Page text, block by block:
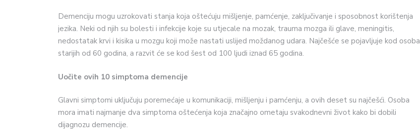
Demenciju mogu uzrokovati stanja koja oštećuju mišljenje, pamćenje, zaključivanje i sposobnost korištenja
jezika. Neki od njih su bolesti i infekcije koje su utjecale na mozak, trauma mozga ili glave, meningitis,
nedostatak krvi i kisika u mozgu koji može nastati uslijed moždanog udara. Najčešće se pojavljuje kod osoba
starijih od 60 godina, a razvit će se kod šest od 100 ljudi iznad 65 godina.
Uočite ovih 10 simptoma demencije
Glavni simptomi uključuju poremećaje u komunikaciji, mišljenju i pamćenju, a ovih deset su najčešći. Osoba
mora imati najmanje dva simptoma oštećenja koja značajno ometaju svakodnevni život kako bi dobili
dijagnozu demencije.